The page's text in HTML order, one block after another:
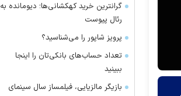
گرانترین خرید کهکشانی‌ها؛ دیومانده به
رئال پیوست
پرویز شاپور را می‌شناسید؟
تعداد حساب‌های بانکی‌تان را اینجا
ببینید
بازیگر مالزیایی، فیلمساز سال سینمای